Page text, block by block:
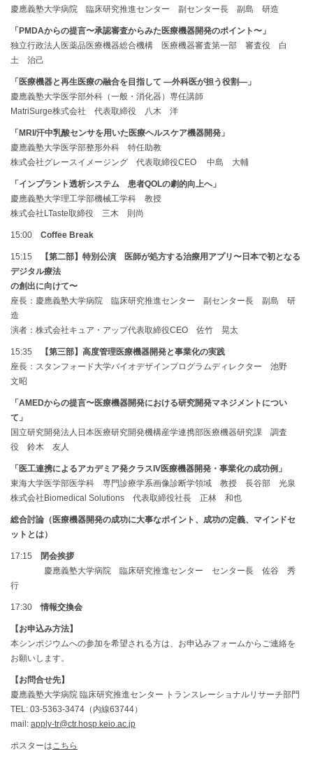
慶應義塾大学病院 臨床研究推進センター 副センター長 副島 研造
「PMDAからの提言〜承認審査からみた医療機器開発のポイント〜」
独立行政法人医薬品医療機器総合機構 医療機器審査第一部 審査役 白
土 治己
「医療機器と再生医療の融合を目指して ―外科医が担う役割―」
慶應義塾大学医学部外科（一般・消化器）専任講師
MatriSurge株式会社 代表取締役 八木 洋
「MRI/汗中乳酸センサを用いた医療ヘルスケア機器開発」
慶應義塾大学医学部整形外科 特任助教
株式会社グレースイメージング 代表取締役CEO 中島 大輔
「インプラント透析システム 患者QOLの劇的向上へ」
慶應義塾大学理工学部機械工学科 教授
株式会社LTaste取締役 三木 則尚
15:00 Coffee Break
15:15
【第二部】特別公演 医師が処方する治療用アプリ〜日本で初となる
デジタル療法
の創出に向けて〜
座長：慶應義塾大学病院 臨床研究推進センター 副センター長 副島 研
造
演者：株式会社キュア・アップ代表取締役CEO 佐竹 晃太
15:35
【第三部】高度管理医療機器開発と事業化の実践
座長：スタンフォード大学バイオデザインプログラムディレクター 池野
文昭
「AMEDからの提言〜医療機器開発における研究開発マネジメントについ
て」
国立研究開発法人日本医療研究開発機構産学連携部医療機器研究課 調査
役 鈴木 友人
「医工連携によるアカデミア発クラスIV医療機器開発・事業化の成功例」
東海大学医学部医学科 専門診療学系画像診断学領域 教授 長谷部 光泉
株式会社Biomedical Solutions 代表取締役社長 正林 和也
総合討論（医療機器開発の成功に大事なポイント、成功の定義、マインドセ
ットとは）
17:15
閉会挨拶
慶應義塾大学病院 臨床研究推進センター センター長 佐谷 秀
行
17:30情報交換会
【お申込み方法】
本シンポジウムへの参加を希望される方は、お申込みフォームからご連絡を
お願いします。
【お問合せ先】
慶應義塾大学病院 臨床研究推進センター トランスレーショナルリサーチ部門
TEL: 03-5363-3474（内線63744）
mail: apply-tr@ctr.hosp.keio.ac.jp
ポスターはこちら